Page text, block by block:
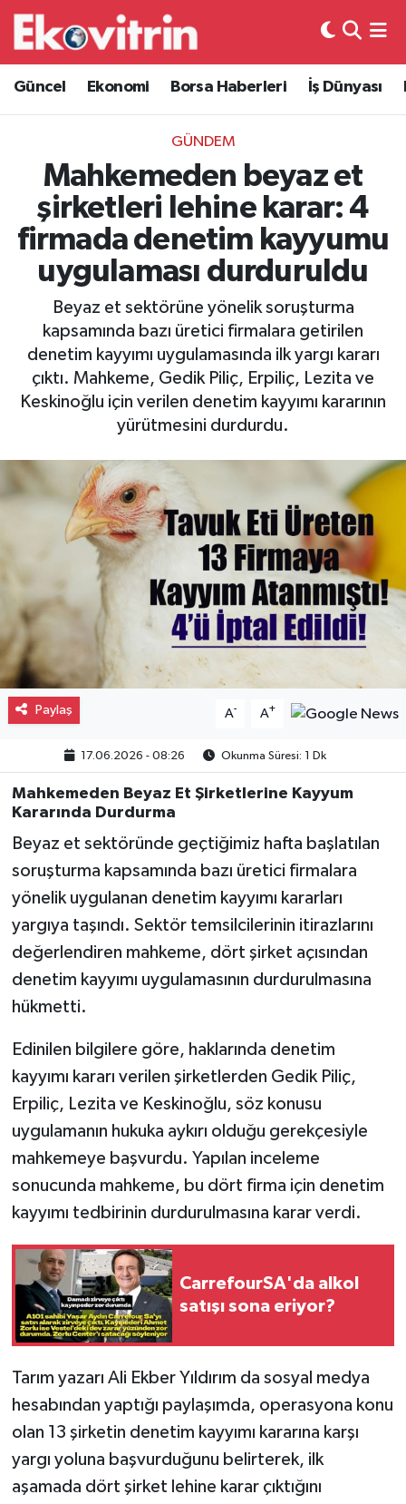
Güncel Ekonomi Borsa Haberleri İş Dünyası
GÜNDEM
Mahkemeden beyaz et
şirketleri lehine karar: 4
firmada denetim kayyumu
uygulaması durduruldu
Beyaz et sektörüne yönelik soruşturma
kapsamında bazı üretici firmalara getirilen
denetim kayyımı uygulamasında ilk yargı kararı
çıktı. Mahkeme, Gedik Piliç, Erpiliç, Lezita ve
Keskinoğlu için verilen denetim kayyımı kararının
yürütmesini durdurdu.
Paylaş A- A+
17.06.2026 - 08:26 Okunma Süresi: 1 Dk
Mahkemeden Beyaz Et Şirketlerine Kayyum
Kararında Durdurma
Beyaz et sektöründe geçtiğimiz hafta başlatılan
soruşturma kapsamında bazı üretici firmalara
yönelik uygulanan denetim kayyımı kararları
yargıya taşındı. Sektör temsilcilerinin itirazlarını
değerlendiren mahkeme, dört şirket açısından
denetim kayyımı uygulamasının durdurulmasına
hükmetti.
Edinilen bilgilere göre, haklarında denetim
kayyımı kararı verilen şirketlerden Gedik Piliç,
Erpiliç, Lezita ve Keskinoğlu, söz konusu
uygulamanın hukuka aykırı olduğu gerekçesiyle
mahkemeye başvurdu. Yapılan inceleme
sonucunda mahkeme, bu dört firma için denetim
kayyımı tedbirinin durdurulmasına karar verdi.
CarrefourSA'da alkol
satışı sona eriyor?
Tarım yazarı Ali Ekber Yıldırım da sosyal medya
hesabından yaptığı paylaşımda, operasyona konu
olan 13 şirketin denetim kayyımı kararına karşı
yargı yoluna başvurduğunu belirterek, ilk
aşamada dört şirket lehine karar çıktığını
Güncel
Ekonomi
Borsa Haberleri
İş Dünyası
Lojistik
Otovitrin
Asayiş
Magazin
Gayrimenkul
Spor
Eğitim
Hava Durumu
Trafik Durumu
Süper Lig Puan Durumu ve Fikstür
Tüm Manşetler
Son Dakika Haberleri
Haber Arşivi